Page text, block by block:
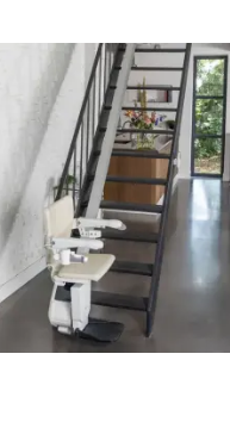
Yaşlı ve Engelli
Merdiven Asansörü
Rehberi: Türleri,
Fiyatları ve Kullanım
Avantajları